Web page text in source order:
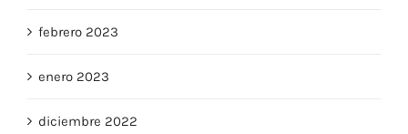
febrero 2023
enero 2023
diciembre 2022